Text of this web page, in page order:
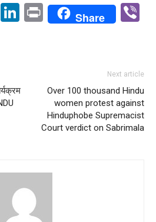
WhatsApp
LinkedIn
PrintShare
Next article
Over 100 thousand Hindu
women protest against
Hinduphobe Supremacist
Court verdict on Sabrimala